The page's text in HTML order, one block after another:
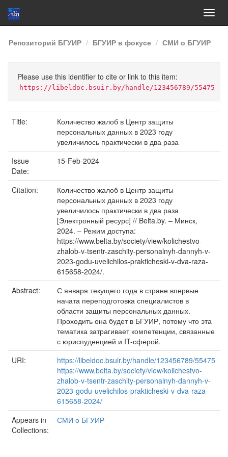
Skip
navigation
Репозиторий БГУИР БГУИР в фокусе СМИ о БГУИР
Please use this identifier to cite or link to this item:
https://libeldoc.bsuir.by/handle/123456789/55475
Title:
Количество жалоб в Центр защиты
персональных данных в 2023 году
увеличилось практически в два раза
Issue
Date:
15-Feb-2024
Citation:
Количество жалоб в Центр защиты
персональных данных в 2023 году
увеличилось практически в два раза
[Электронный ресурс] // Belta.by. – Минск,
2024. – Режим доступа:
https://www.belta.by/society/view/kolichestvo-
zhalob-v-tsentr-zaschity-personalnyh-dannyh-v-
2023-godu-uvelichilos-prakticheski-v-dva-raza-
615658-2024/.
Abstract:
С января текущего года в стране впервые
начата переподготовка специалистов в
области защиты персональных данных.
Проходить она будет в БГУИР, потому что эта
тематика затрагивает компетенции, связанные
с юриспуденцией и IT-сферой.
URI:
https://libeldoc.bsuir.by/handle/123456789/55475
https://www.belta.by/society/view/kolichestvo-
zhalob-v-tsentr-zaschity-personalnyh-dannyh-v-
2023-godu-uvelichilos-prakticheski-v-dva-raza-
615658-2024/
Appears in
Collections:
СМИ о БГУИР